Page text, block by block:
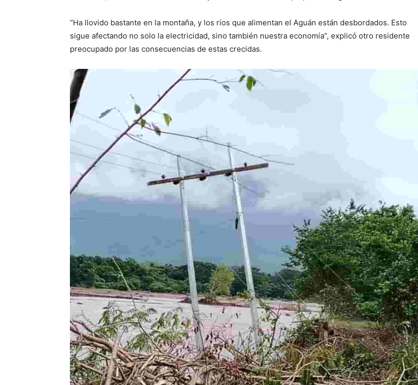
“Ha llovido bastante en la montaña, y los ríos que alimentan el Aguán están desbordados. Esto
sigue afectando no solo la electricidad, sino también nuestra economía”, explicó otro residente
preocupado por las consecuencias de estas crecidas.